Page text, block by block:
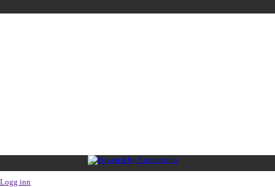
Logg inn